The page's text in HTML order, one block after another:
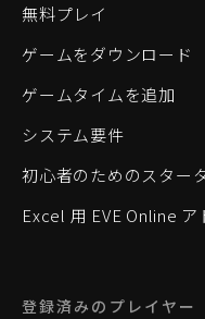
無料プレイ
ゲームをダウンロード
ゲームタイムを追加
システム要件
初心者のためのスター
Excel 用 EVE Online ア
登録済みのプレイヤー